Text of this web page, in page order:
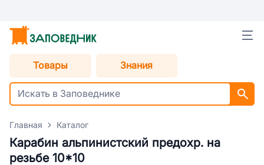
Товары Знания
Главная Каталог
Карабин альпинистский предохр. на
резьбе 10*10